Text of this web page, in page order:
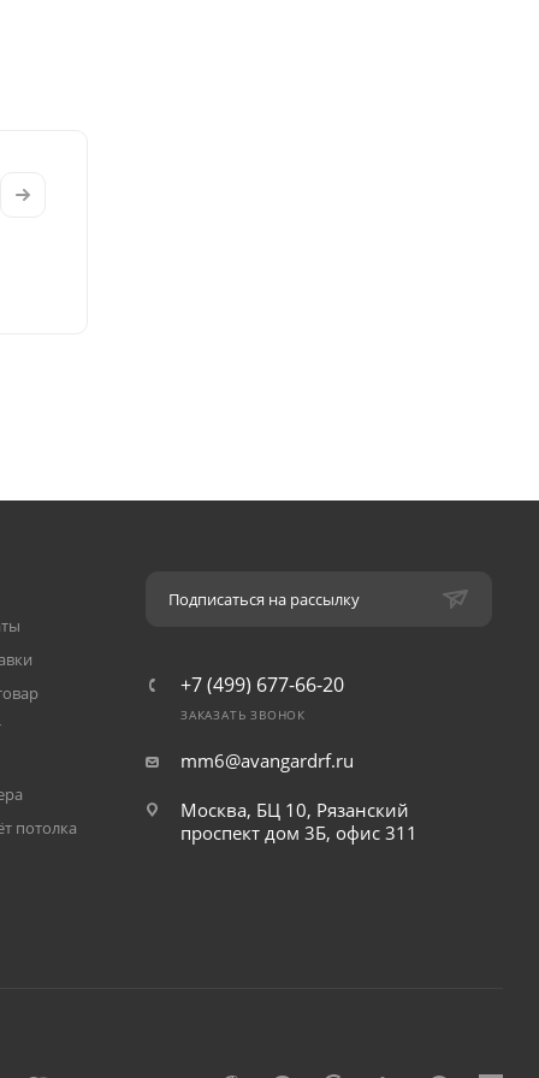
потолка
Подписаться на рассылку
+7 (499) 677-66-20
ЗАКАЗАТЬ ЗВОНОК
mm6@avangardrf.ru
Москва, БЦ 10, Рязанский
проспект дом 3Б, офис 311